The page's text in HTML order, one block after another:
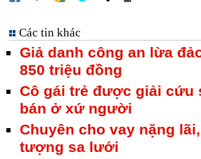
Các tin khác
Giả danh công an lừa
850 triệu đồng
Cô gái trẻ được giải cứu
bán ở xứ người
Chuyên cho vay nặng
tượng sa lưới